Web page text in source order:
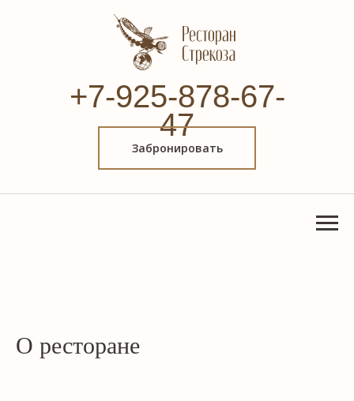
+7-925-878-67-
47
Забронировать
О ресторане